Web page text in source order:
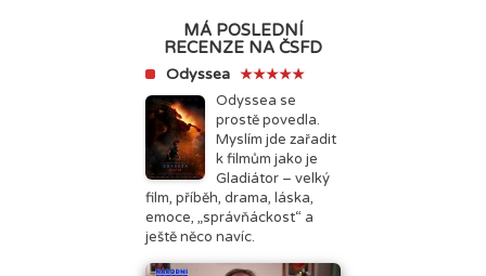
MÁ POSLEDNÍ
RECENZE NA ČSFD
Odyssea ★★★★★
Odyssea se
prostě povedla.
Myslím jde zařadit
k filmům jako je
Gladiátor – velký
film, příběh, drama, láska,
emoce, „správňáckost“ a
ještě něco navíc.